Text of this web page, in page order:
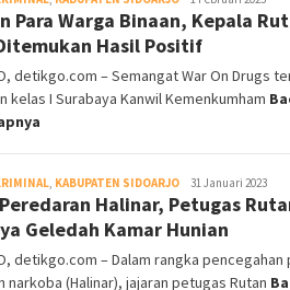
Para Warga Binaan, Kepala
Hasil Positif
detikgo.com – Semangat War On Drugs
kelas I Surabaya Kanwil Kemenkumham
, KABUPATEN SIDOARJO DetikGo
31 Januari 2023
Halinar, Petugas
Geledah Kamar Hunian
detikgo.com – Dalam rangka pencegahan
narkoba (Halinar), jajaran petugas Rutan